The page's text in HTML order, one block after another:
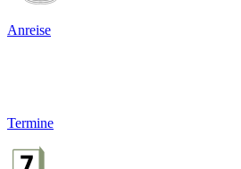
Anreise
Termine